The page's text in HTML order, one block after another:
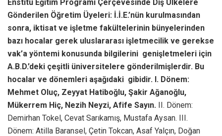
Enstitü Eğitim Programı Çerçevesinde Dış Ülkelere
Gönderilen Öğretim Üyeleri: İ.İ.E.’nün kurulmasından
sonra, iktisat ve işletme fakültelerinin bünyelerinden
bazı hocalar gerek uluslararası işletmecilik ve gerekse
vak’a yöntemi konusunda bilgilerini genişletmeleri için
A.B.D.’deki çeşitli üniversitelere gönderilmişlerdir. Bu
hocalar ve dönemleri aşağıdaki gibidir. I. Dönem:
Mehmet Oluç, Zeyyat Hatiboğlu, Şakir Ağanoğlu,
Mükerrem Hiç, Nezih Neyzi, Afife Sayın. II. Dönem:
Demirhan Tokel, Cevat Sarıkamış, Mustafa Aysan. III.
Dönem: Atilla Baransel, Çetin Tokcan, Asaf Yalçın, Doğan